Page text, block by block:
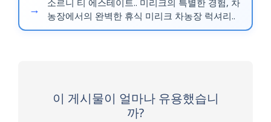
소르니 티 에스테이트.. 미리크의 특별한 경험, 차
농장에서의 완벽한 휴식 미리크 차농장 럭셔리..
이 게시물이 얼마나 유용했습니
까?